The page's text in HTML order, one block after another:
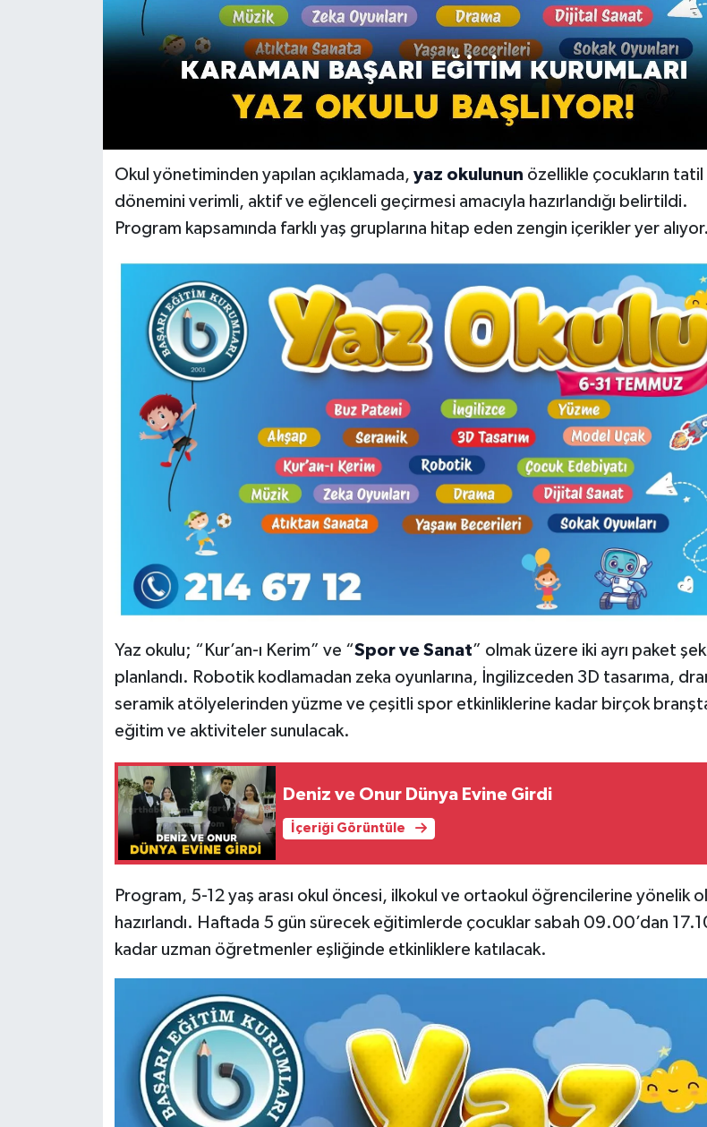
Okul yönetiminden yapılan açıklamada, yaz okulunun özellikle çocukların tatil
dönemini verimli, aktif ve eğlenceli geçirmesi amacıyla hazırlandığı belirtildi.
Program kapsamında farklı yaş gruplarına hitap eden zengin içerikler yer alıyor.
Yaz okulu; “Kur’an-ı Kerim” ve “Spor ve Sanat” olmak üzere iki ayrı paket
planlandı. Robotik kodlamadan zeka oyunlarına, İngilizceden 3D tasarıma,
seramik atölyelerinden yüzme ve çeşitli spor etkinliklerine kadar birçok
eğitim ve aktiviteler sunulacak.
Deniz ve Onur Dünya Evine Girdi
İçeriği Görüntüle
Program, 5-12 yaş arası okul öncesi, ilkokul ve ortaokul öğrencilerine yönelik
hazırlandı. Haftada 5 gün sürecek eğitimlerde çocuklar sabah 09.00’dan
kadar uzman öğretmenler eşliğinde etkinliklere katılacak.